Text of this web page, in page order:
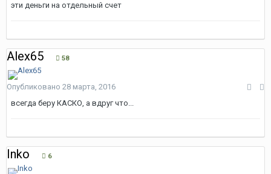
эти деньги на отдельный счет
Alex65 58
Опубликовано 28 марта, 2016
всегда беру КАСКО, а вдруг что...
Inko 6